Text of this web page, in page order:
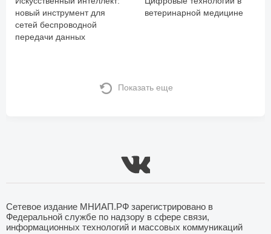
новый инструмент для
сетей беспроводной
передачи данных
ветеринарной медицине
Показать еще
Сетевое издание МНИАП.РФ зарегистрировано в
Федеральной службе по надзору в сфере связи,
информационных технологий и массовых коммуникаций